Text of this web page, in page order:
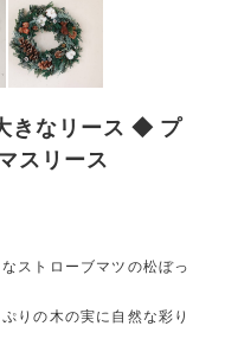
きなリース ◆ プ
スリース
ストローブマツの松ぼっ
りの木の実に自然な彩り